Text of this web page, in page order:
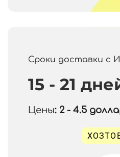
Сроки доставки с
15 - 21
Цены: 2 - 4.5